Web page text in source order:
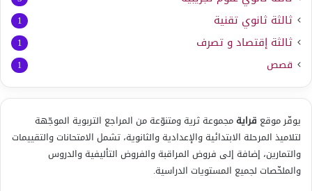
ثالثة ثانوي تقنية 1
ثالثة إقتصاد و تصرف 1
قصص 1
يوفّر موقع قرايةمجموعة ثرية ومتنوّعة من المراجع التربوية الموجّهة
لتلاميذ المرحلة الابتدائية والإعدادية والثانوية، تشمل الامتحانات والتقييمات
والتمارين، إضافة إلى فروض المراقبة والفروض التأليفية والدروس
والملخّصات لجميع المستويات الدراسية.